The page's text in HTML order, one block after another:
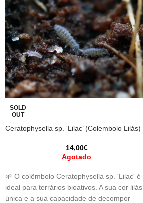
SOLD
OUT
Ceratophysella sp. ‘Lilac’ (Colembolo Lilás)
14,00€
Agotado
🌱 O colêmbolo Ceratophysella sp. 'Lilac' é
ideal para terrários bioativos. A sua cor lilás
única e a sua capacidade de decompor